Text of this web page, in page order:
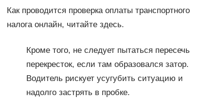
Как проводится проверка оплаты транспортного
налога онлайн, читайте здесь.
Кроме того, не следует пытаться пересечь
перекресток, если там образовался затор.
Водитель рискует усугубить ситуацию и
надолго застрять в пробке.